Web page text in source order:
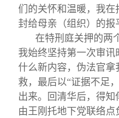
们的关怀和温暖，我
封给母亲（组织）的报
在特刑庭关押的两
我始终坚持第一次审讯
什么新内容，伪法官拿
救，最后以“证据不足
出来。回清华后，得知
由王刚托地下党联络